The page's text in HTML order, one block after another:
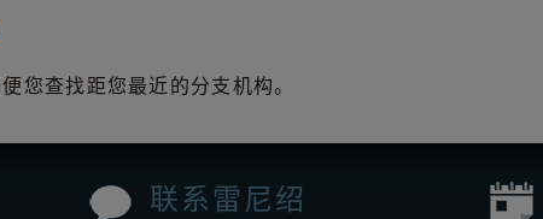
您查找距您最近的分支机构。
联系雷尼绍